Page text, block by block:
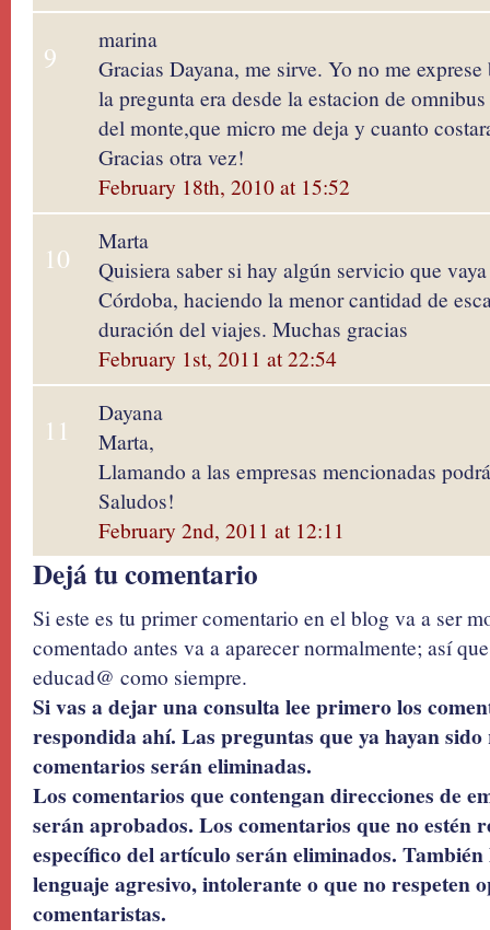
9
marina
Gracias Dayana, me sirve. Yo no me
la pregunta era desde la estacion de
del monte,que micro me deja y cuanto
Gracias otra vez!
February 18th, 2010 at 15:52
10
Marta
Quisiera saber si hay algún servicio que
Córdoba, haciendo la menor cantidad de
duración del viajes. Muchas gracias
February 1st, 2011 at 22:54
11
Dayana
Marta,
Llamando a las empresas mencionadas
Saludos!
February 2nd, 2011 at 12:11
Dejá tu comentario
Si este es tu primer comentario en el blog va a ser
comentado antes va a aparecer normalmente; así
educad@ como siempre.
Si vas a dejar una consulta lee primero los
respondida ahí. Las preguntas que ya hayan
comentarios serán eliminadas.
Los comentarios que contengan direcciones de
serán aprobados. Los comentarios que no estén
específico del artículo serán eliminados.
lenguaje agresivo, intolerante o que no respeten
comentaristas.